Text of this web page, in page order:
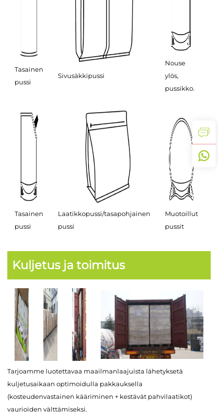
Tasainen
pussi
Sivusäkkipussi
Nouse
ylös,
pussikko.
Tasainen
pussi
Laatikkopussi/tasapohjainen
pussi
Muotoillut
pussit
Kuljetus ja toimitus
Tarjoamme luotettavaa maailmanlaajuista lähetyksetä
kuljetusaikaan optimoidulla pakkauksella
(kosteudenvastainen kääriminen + kestävät pahvilaatikot)
vaurioiden välttämiseksi.